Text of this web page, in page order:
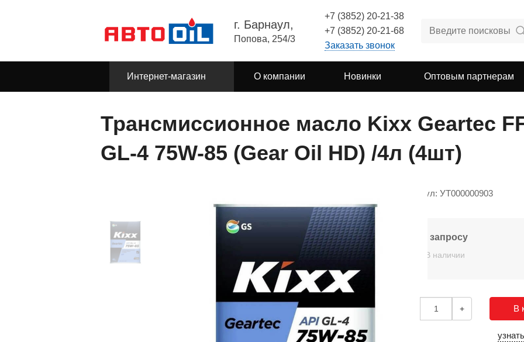
г. Барнаул,
Попова, 254/3
+7 (3852) 20-21-38
+7 (3852) 20-21-68
Заказать звонок
Интернет-магазин О компании Новинки Оптовым партнерам
Трансмиссионное масло Kixx Geartec
GL-4 75W-85 (Gear Oil HD) /4л (4шт)
Артикул: УТ000000903
По запросу
В наличии
+ В